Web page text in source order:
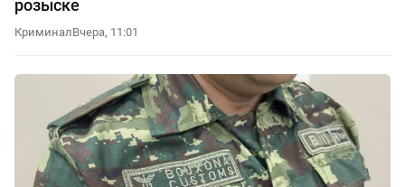
розыске
КриминалВчера, 11:01